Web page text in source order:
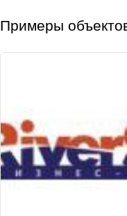
Примеры